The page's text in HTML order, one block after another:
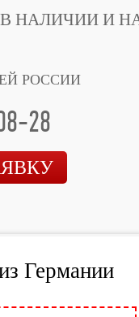
В НАЛИЧИИ И
РОССИИ
28
Германии